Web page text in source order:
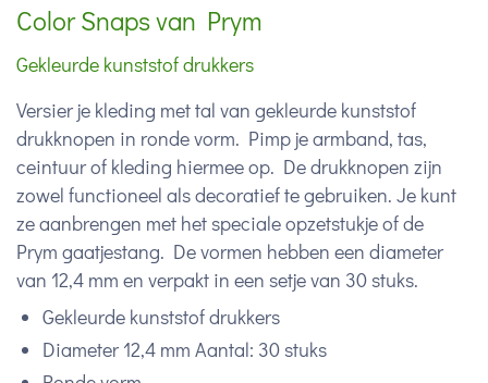
Color Snaps van Prym
Gekleurde kunststof drukkers
Versier je kleding met tal van gekleurde kunststof
drukknopen in ronde vorm. Pimp je armband, tas,
ceintuur of kleding hiermee op. De drukknopen zijn
zowel functioneel als decoratief te gebruiken. Je kunt
ze aanbrengen met het speciale opzetstukje of de
Prym gaatjestang. De vormen hebben een diameter
van 12,4 mm en verpakt in een setje van 30 stuks.
Gekleurde kunststof drukkers
Diameter 12,4 mm Aantal: 30 stuks